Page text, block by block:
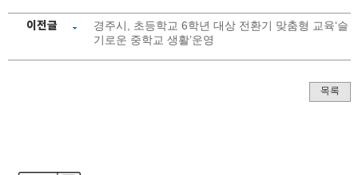
이전글
경주시, 초등학교 6학년 대상 전환기 맞춤형 교육‘슬
기로운 중학교 생활’운영
목록